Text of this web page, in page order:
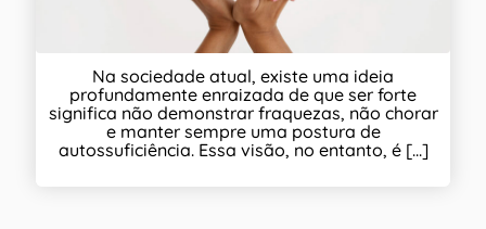
Na sociedade atual, existe uma ideia
profundamente enraizada de que ser forte
significa não demonstrar fraquezas, não chorar
e manter sempre uma postura de
autossuficiência. Essa visão, no entanto, é [...]